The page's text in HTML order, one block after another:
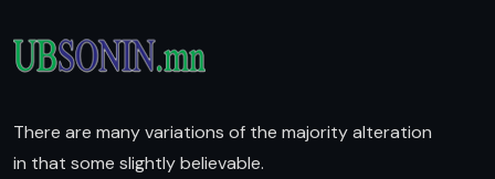
There are many variations of the majority alteration
in that some slightly believable.